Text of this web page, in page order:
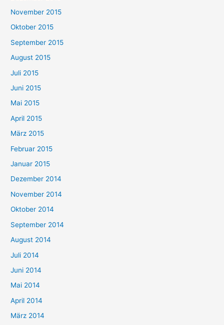
November 2015
Oktober 2015
September 2015
August 2015
Juli 2015
Juni 2015
Mai 2015
April 2015
März 2015
Februar 2015
Januar 2015
Dezember 2014
November 2014
Oktober 2014
September 2014
August 2014
Juli 2014
Juni 2014
Mai 2014
April 2014
März 2014